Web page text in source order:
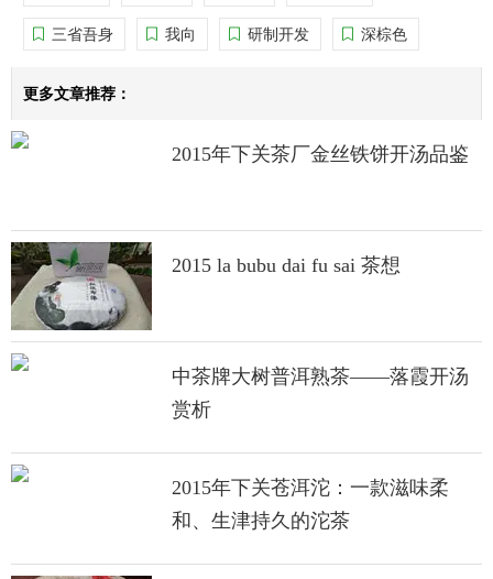
三省吾身 我向 研制开发 深棕色
更多文章推荐：
2015年下关茶厂金丝铁饼开汤品鉴
2015 la bubu dai fu sai 茶想
中茶牌大树普洱熟茶——落霞开汤
赏析
2015年下关苍洱沱：一款滋味柔
和、生津持久的沱茶